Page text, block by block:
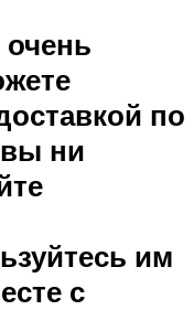
по
ни
им
с